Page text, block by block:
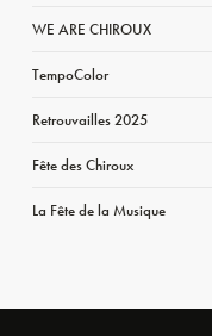
WE ARE CHIROUX
TempoColor
Retrouvailles 2025
Fête des Chiroux
La Fête de la Musique